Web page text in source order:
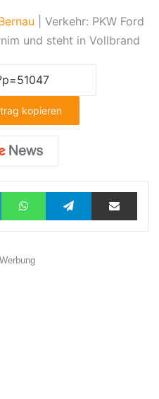
Verkehr: PKW Ford
und steht in Vollbrand
kopieren
LinkedInWhatsAppTelegramTeilen via E-Mail